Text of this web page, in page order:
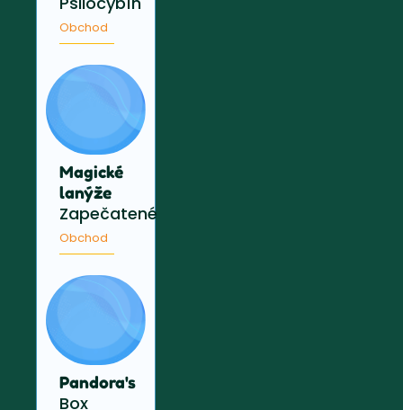
Obchod
Magické
lanýže
Zapečatené
Obchod
Pandora's
Box